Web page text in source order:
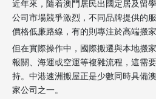
近年來，隨着澳門居民出國定居及留
公司市場競爭激烈，不同品牌提供的
價格低廉路線，有的則專注於高端搬家
但在實際操作中，國際搬遷與本地搬
報關、海運或空運等複雜流程，這需
持。中港速洲搬屋正是少數同時具備
家公司之一。